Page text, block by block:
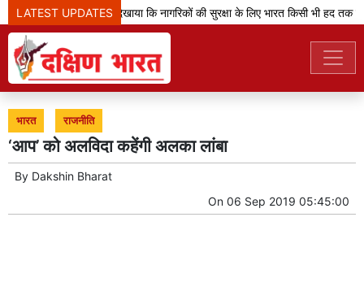
LATEST UPDATES
'ऑपरेशन सिंदूर' ने दिखाया कि नागरिकों की सुरक्षा के लिए भारत किसी भी हद तक
भारत राजनीति
‘आप’ को अलविदा कहेंगी अलका लांबा
By Dakshin Bharat
On 06 Sep 2019 05:45:00